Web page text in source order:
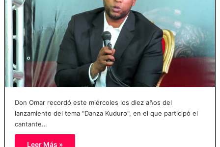
Don Omar recordó este miércoles los diez años del
lanzamiento del tema "Danza Kuduro", en el que participó el
cantante…
Leer Más »